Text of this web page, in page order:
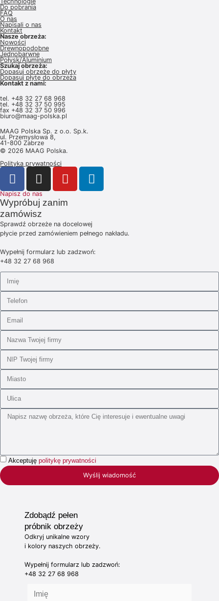
Do pobrania
FAQ
O nas
Napisali o nas
Kontakt
Nasze obrzeża:
Nowości
Drewnopodobne
Jednobarwne
Połysk/Aluminium
Szukaj obrzeża:
Dopasuj obrzeże do płyty
Dopasuj płytę do obrzeża
Kontakt z nami:
tel. +48 32 27 68 968
tel. +48 32 37 50 995
fax +48 32 37 50 996
biuro@maag-polska.pl
MAAG Polska Sp. z o.o. Sp.k.
ul. Przemysłowa 8,
41-800 Zabrze
© 2026 MAAG Polska.
Polityka prywatności
Napisz do nas
Wypróbuj zanim
zamówisz
Sprawdź obrzeże na docelowej
płycie przed zamówieniem pełnego nakładu.
Wypełnij formularz lub zadzwoń:
+48 32 27 68 968
Akceptuję politykę prywatności
Wyślij wiadomość
Zdobądź pełen
próbnik obrzeży
Odkryj unikalne wzory
i kolory naszych obrzeży.
Wypełnij formularz lub zadzwoń:
+48 32 27 68 968